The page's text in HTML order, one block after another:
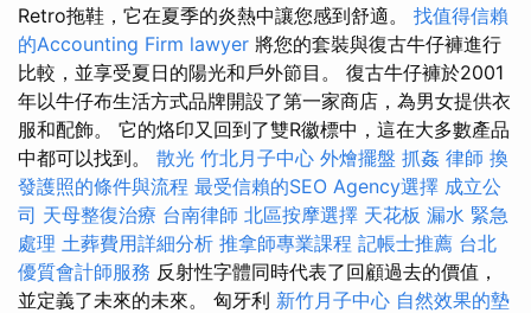
Retro拖鞋，它在夏季的炎熱中讓您感到舒適。 找值得信賴
的Accounting Firm lawyer 將您的套裝與復古牛仔褲進行
比較，並享受夏日的陽光和戶外節目。 復古牛仔褲於2001
年以牛仔布生活方式品牌開設了第一家商店，為男女提供衣
服和配飾。 它的烙印又回到了雙R徽標中，這在大多數產品
中都可以找到。 散光 竹北月子中心 外燴擺盤 抓姦 律師 換
發護照的條件與流程 最受信賴的SEO Agency選擇 成立公
司 天母整復治療 台南律師 北區按摩選擇 天花板 漏水 緊急
處理 土葬費用詳細分析 推拿師專業課程 記帳士推薦 台北
優質會計師服務 反射性字體同時代表了回顧過去的價值，
並定義了未來的未來。 匈牙利 新竹月子中心 自然效果的墊